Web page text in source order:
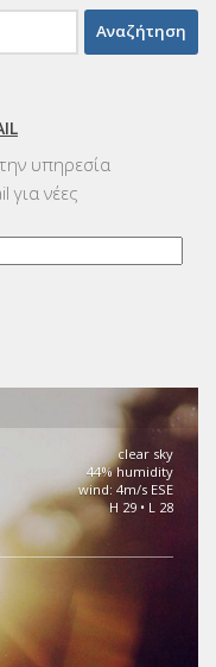
υπηρεσία
νέες
clear sky
44% humidity
wind: 4m/s ESE
H 29 • L 28